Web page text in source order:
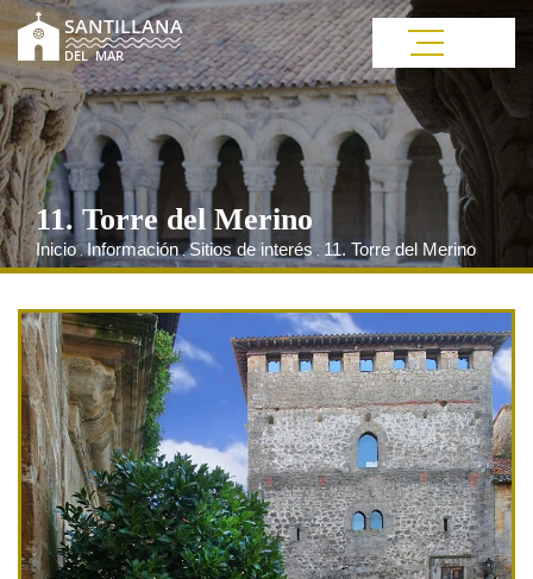
11. Torre del Merino
Inicio.Información.Sitios de interés. 11. Torre del Merino